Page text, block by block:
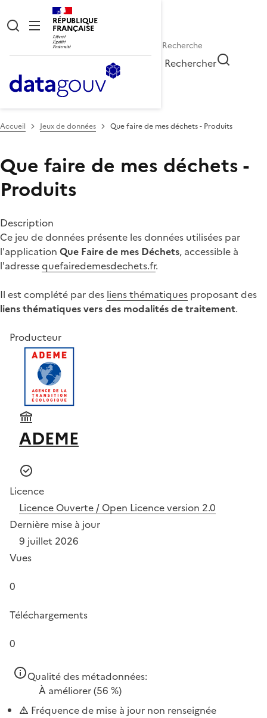
RÉPUBLIQUE
FRANÇAISE
Rechercher
Accueil Jeux de données Que faire de mes déchets - Produits
Que faire de mes déchets -
Produits
Description
Ce jeu de données présente les données utilisées par
l'application Que Faire de mes Déchets, accessible à
l'adressequefairedemesdechets.fr.
Il est complété par des liens thématiques proposant des
liens thématiques vers des modalités de traitement.
Producteur
ADEME
Licence
Licence Ouverte / Open Licence version 2.0
Dernière mise à jour
9 juillet 2026
Vues
0
Téléchargements
0
Qualité des métadonnées:
À améliorer(56 %)
Fréquence de mise à jour non renseignée